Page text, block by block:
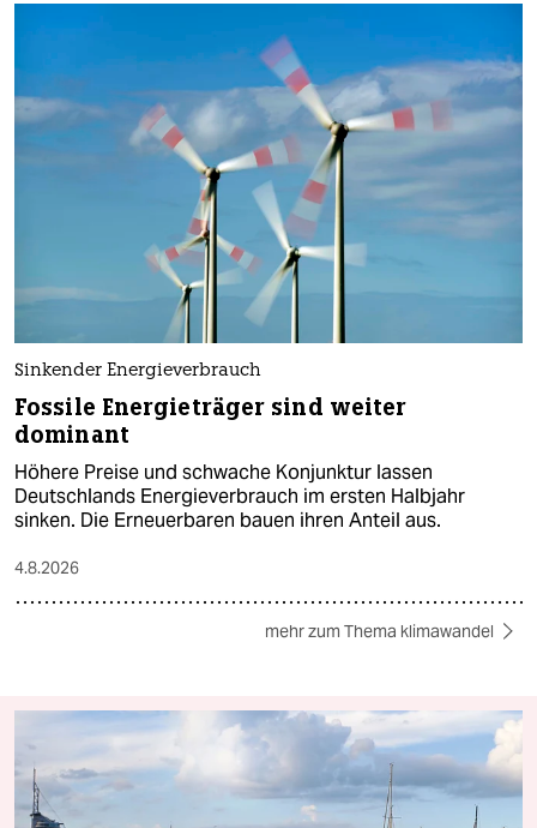
Sinkender Energieverbrauch
Fossile Energieträger sind weiter
dominant
Höhere Preise und schwache Konjunktur lassen
Deutschlands Energieverbrauch im ersten Halbjahr
sinken. Die Erneuerbaren bauen ihren Anteil aus.
4.8.2026
mehr zum Thema klimawandel